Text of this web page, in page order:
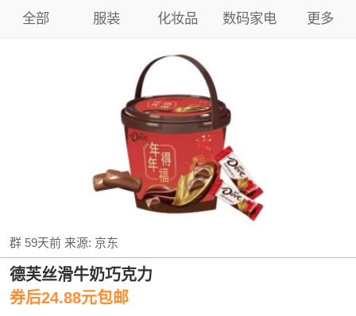
全部 服装 化妆品 数码家电 更多
群 59天前来源: 京东
德芙丝滑牛奶巧克力
券后24.88元包邮